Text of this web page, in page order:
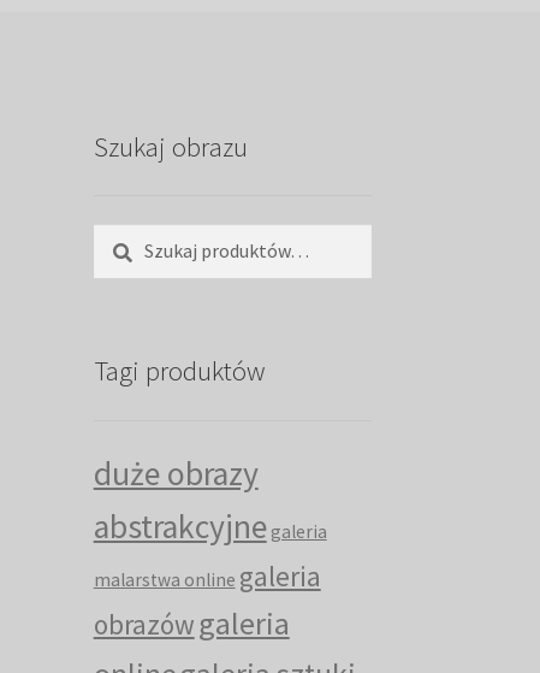
Szukaj obrazu
Szukaj:
Szukaj
Tagi produktów
duże obrazy
abstrakcyjne galeria
malarstwa online galeria
obrazów galeria